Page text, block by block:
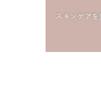
スキンケア